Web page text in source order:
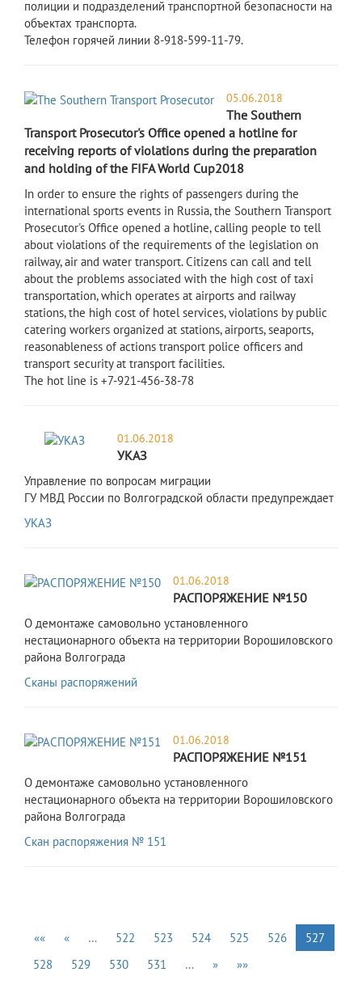
полиции и подразделений транспортной безопасности на
объектах транспорта.
Телефон горячей линии 8-918-599-11-79.
05.06.2018
The Southern
Transport Prosecutor's Office opened a hotline for
receiving reports of violations during the preparation
and holding of the FIFA World Cup2018
In order to ensure the rights of passengers during the
international sports events in Russia, the Southern Transport
Prosecutor's Office opened a hotline, calling people to tell
about violations of the requirements of the legislation on
railway, air and water transport. Citizens can call and tell
about the problems associated with the high cost of taxi
transportation, which operates at airports and railway
stations, the high cost of hotel services, violations by public
catering workers organized at stations, airports, seaports,
reasonableness of actions transport police officers and
transport security at transport facilities.
The hot line is +7-921-456-38-78
01.06.2018
УКАЗ
Управление по вопросам миграции
ГУ МВД России по Волгоградской области предупреждает
УКАЗ
01.06.2018
РАСПОРЯЖЕНИЕ №150
О демонтаже самовольно установленного
нестационарного объекта на территории Ворошиловского
района Волгограда
Сканы распоряжений
01.06.2018
РАСПОРЯЖЕНИЕ №151
О демонтаже самовольно установленного
нестационарного объекта на территории Ворошиловского
района Волгограда
Скан распоряжения № 151
«« « … 522 523 524 525 526
527
528
529 530 531 … » »»